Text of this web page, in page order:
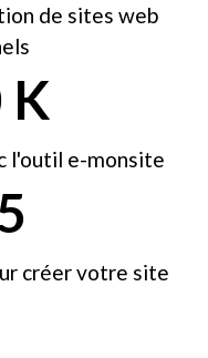
de sites web
K
l'outil e-monsite
créer votre site